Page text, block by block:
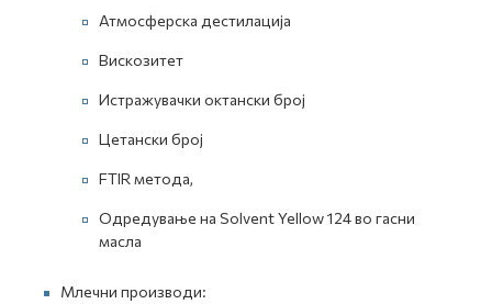
Атмосферска дестилација
Вискозитет
Истражувачки октански број
Цетански број
FTIR метода,
Одредување на Solvent Yellow 124 во гасни
масла
Млечни производи: